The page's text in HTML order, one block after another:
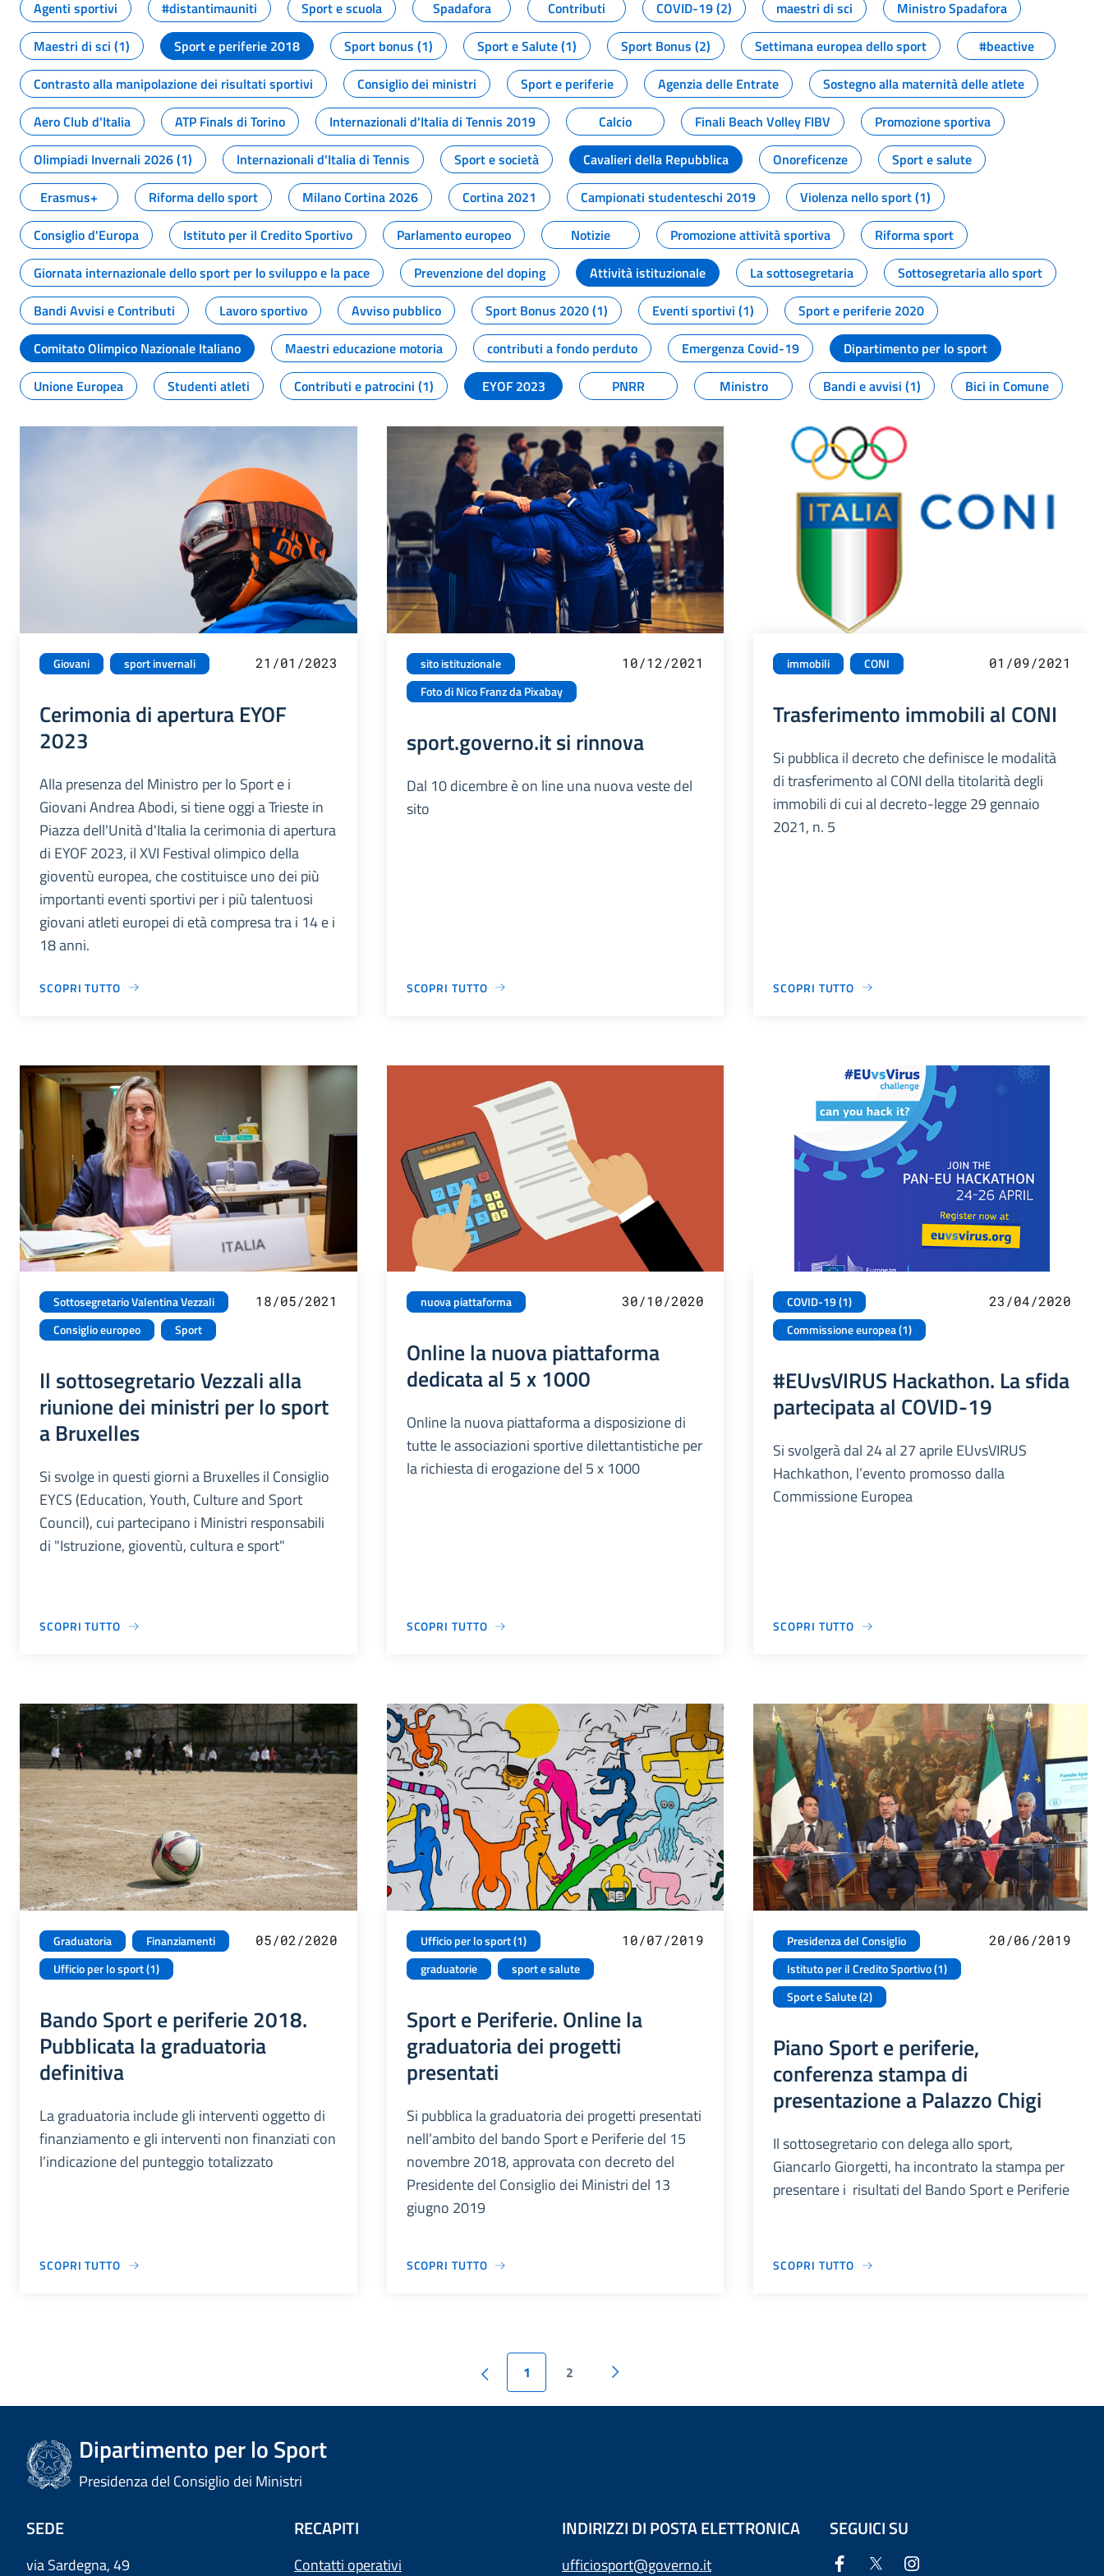
Agenti sportivi
#distantimauniti Sport e scuola Spadafora Contributi COVID-19 (2) maestri di sci
Ministro Spadafora
Maestri di sci (1)
Sport e periferie 2018 Sport bonus (1) Sport e Salute (1) Sport Bonus (2) Settimana europea dello sport
#beactive
Contrasto alla manipolazione dei risultati sportivi
Consiglio dei ministri Sport e periferie Agenzia delle Entrate
Sostegno alla maternità delle atlete
Aero Club d'Italia
ATP Finals di Torino Internazionali d'Italia di Tennis 2019 Calcio Finali Beach Volley FIBV
Promozione sportiva
Olimpiadi Invernali 2026 (1)
Internazionali d'Italia di Tennis Sport e società Cavalieri della Repubblica Onoreficenze
Sport e salute
Erasmus+
Riforma dello sport Milano Cortina 2026 Cortina 2021 Campionati studenteschi 2019
Violenza nello sport (1)
Consiglio d'Europa
Istituto per il Credito Sportivo Parlamento europeo Notizie Promozione attività sportiva
Riforma sport
Giornata internazionale dello sport per lo sviluppo e la pace
Prevenzione del doping Attività istituzionale La sottosegretaria
Sottosegretaria allo sport
Bandi Avvisi e Contributi
Lavoro sportivo Avviso pubblico Sport Bonus 2020 (1) Eventi sportivi (1)
Sport e periferie 2020
Comitato Olimpico Nazionale Italiano
Maestri educazione motoria contributi a fondo perduto Emergenza Covid-19
Dipartimento per lo sport
Unione Europea
Studenti atleti Contributi e patrocini (1) EYOF 2023 PNRR Ministro Bandi e avvisi (1) Bici in Comune
Giovani sport invernali 21/01/2023
Cerimonia di apertura EYOF
2023
Alla presenza del Ministro per lo Sport e i
Giovani Andrea Abodi, si tiene oggi a Trieste in
Piazza dell'Unità d'Italia la cerimonia di apertura
di EYOF 2023, il XVI Festival olimpico della
gioventù europea, che costituisce uno dei più
importanti eventi sportivi per i più talentuosi
giovani atleti europei di età compresa tra i 14 e i
18 anni.
SCOPRI TUTTO
sito istituzionale
Foto di Nico Franz da Pixabay
10/12/2021
sport.governo.it si rinnova
Dal 10 dicembre è on line una nuova veste del
sito
SCOPRI TUTTO
immobili CONI 01/09/2021
Trasferimento immobili al CONI
Si pubblica il decreto che definisce le modalità
di trasferimento al CONI della titolarità degli
immobili di cui al decreto-legge 29 gennaio
2021, n. 5
SCOPRI TUTTO
Sottosegretario Valentina Vezzali
Consiglio europeo
Sport
18/05/2021
Il sottosegretario Vezzali alla
riunione dei ministri per lo sport
a Bruxelles
Si svolge in questi giorni a Bruxelles il Consiglio
EYCS (Education, Youth, Culture and Sport
Council), cui partecipano i Ministri responsabili
di "Istruzione, gioventù, cultura e sport"
SCOPRI TUTTO
nuova piattaforma 30/10/2020
Online la nuova piattaforma
dedicata al 5 x 1000
Online la nuova piattaforma a disposizione di
tutte le associazioni sportive dilettantistiche per
la richiesta di erogazione del 5 x 1000
SCOPRI TUTTO
COVID-19 (1)
Commissione europea (1)
23/04/2020
#EUvsVIRUS Hackathon. La sfida
partecipata al COVID-19
Si svolgerà dal 24 al 27 aprile EUvsVIRUS
Hachkathon, l’evento promosso dalla
Commissione Europea
SCOPRI TUTTO
Graduatoria
Finanziamenti
Ufficio per lo sport (1)
05/02/2020
Bando Sport e periferie 2018.
Pubblicata la graduatoria
definitiva
La graduatoria include gli interventi oggetto di
finanziamento e gli interventi non finanziati con
l’indicazione del punteggio totalizzato
SCOPRI TUTTO
Ufficio per lo sport (1)
graduatorie
sport e salute
10/07/2019
Sport e Periferie. Online la
graduatoria dei progetti
presentati
Si pubblica la graduatoria dei progetti presentati
nell’ambito del bando Sport e Periferie del 15
novembre 2018, approvata con decreto del
Presidente del Consiglio dei Ministri del 13
giugno 2019
SCOPRI TUTTO
Presidenza del Consiglio
Istituto per il Credito Sportivo (1)
Sport e Salute (2)
20/06/2019
Piano Sport e periferie,
conferenza stampa di
presentazione a Palazzo Chigi
Il sottosegretario con delega allo sport,
Giancarlo Giorgetti, ha incontrato la stampa per
presentare i risultati del Bando Sport e Periferie
SCOPRI TUTTO
1 2
Dipartimento per lo Sport
Presidenza del Consiglio dei Ministri
SEDE
via Sardegna, 49
RECAPITI
Contatti operativi
INDIRIZZI DI POSTA ELETTRONICA
ufficiosport@governo.it
SEGUICI SU